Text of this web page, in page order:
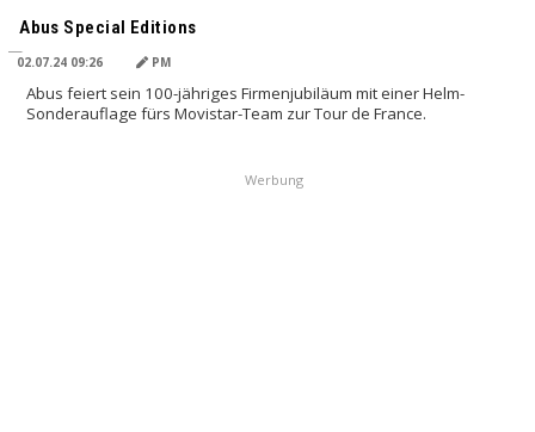
Abus Special Editions
02.07.24 09:26 PM
Abus feiert sein 100-jähriges Firmenjubiläum mit einer Helm-
Sonderauflage fürs Movistar-Team zur Tour de France.
Werbung